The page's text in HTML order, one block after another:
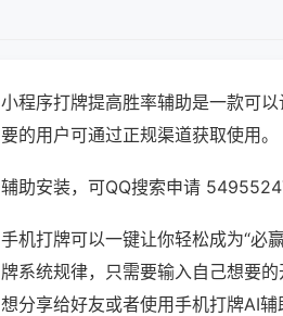
小程序打牌提高胜率辅助是一款可
要的用户可通过正规渠道获取使用。
辅助安装，可QQ搜索申请
手机打牌可以一键让你轻松成为“必
牌系统规律，只需要输入自己想要
想分享给好友或者使用手机打牌AI辅